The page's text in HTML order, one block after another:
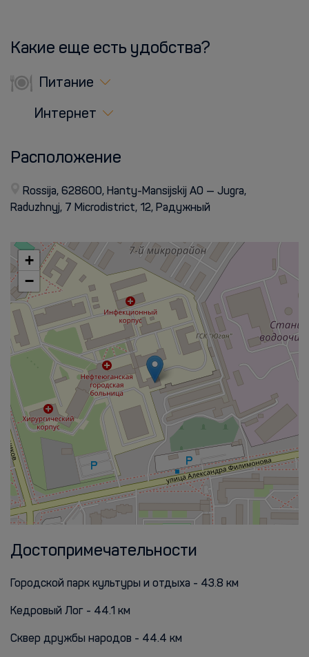
Какие еще есть удобства?
Питание
Интернет
Расположение
Rossija, 628600, Hanty-Mansijskij AO — Jugra,
Raduzhnyj, 7 Microdistrict, 12, Радужный
+
−
Достопримечательности
Городской парк культуры и отдыха - 43.8 км
Кедровый Лог - 44.1 км
Сквер дружбы народов - 44.4 км